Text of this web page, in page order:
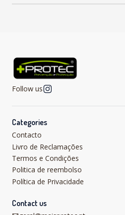
Follow us
Categories
Contacto
Livro de Reclamações
Termos e Condições
Politica de reembolso
Política de Privacidade
Contact us